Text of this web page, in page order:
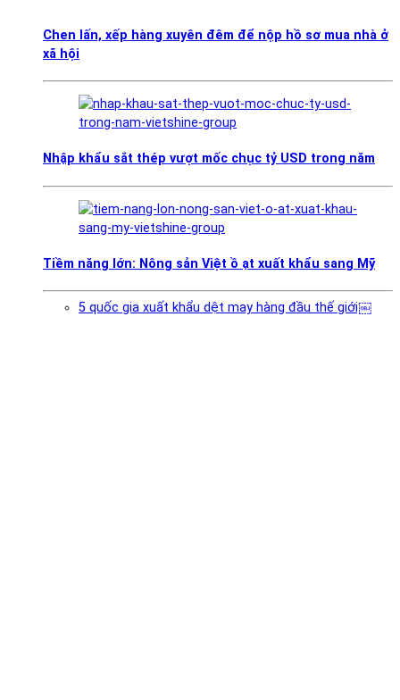
Chen lấn, xếp hàng xuyên đêm để nộp hồ sơ mua nhà ở
xã hội
Nhập khẩu sắt thép vượt mốc chục tỷ USD trong năm
Tiềm năng lớn: Nông sản Việt ồ ạt xuất khẩu sang Mỹ
5 quốc gia xuất khẩu dệt may hàng đầu thế giới￼